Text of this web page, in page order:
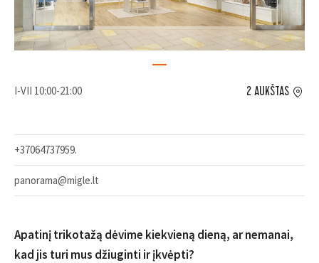
I-VII 10:00-21:00
+37064737959.
panorama@migle.lt
2 AUKŠTAS
Apatinį trikotažą dėvime kiekvieną dieną, ar nemanai,
kad jis turi mus džiuginti ir įkvėpti?